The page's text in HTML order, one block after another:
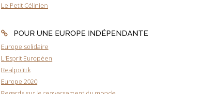
Le Petit Célinien
POUR UNE EUROPE INDÉPENDANTE
Europe solidaire
L'Esprit Européen
Realpolitik
Europe 2020